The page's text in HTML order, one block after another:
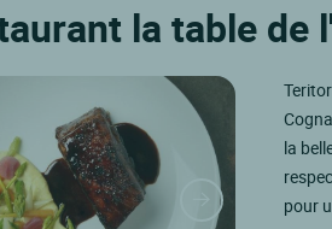
la table de
la
pour